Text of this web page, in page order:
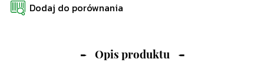
Dodaj do porównania
Opis produktu